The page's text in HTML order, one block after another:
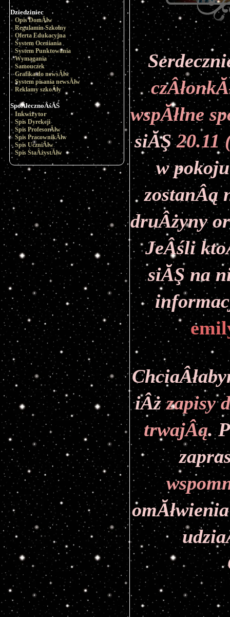
Dziedziniec
Opis DomĂłw
Regulamin Szkolny
Oferta Edukacyjna
System Oceniania
System Punktowania
Wymagania
Samouczek
Grafika do newsĂłw
System pisania newsĂłw
Reklamy szkoÂły
SpoÂłecznoÂśĂŚ
Inkwizytor
Spis Dyrekcji
Spis ProfesorĂłw
Spis PracownikĂłw
Spis UczniĂłw
Spis StaÂżystĂłw
wspĂłlne
siĂŞ 20.11
w
zostanÂą
druÂżyny
JeÂśli
siĂŞ na
iÂż zapisy
trwajÂą.